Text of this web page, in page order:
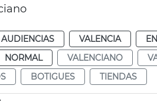
VALENCIA
NORMAL VALENCIANO
BOTIGUES TIENDAS